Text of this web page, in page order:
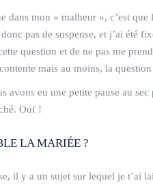
dans mon « malheur », c’est
pas de suspense, et j’ai été
question et de ne pas me
mais au moins, la
avons eu une petite pause au
Ouf !
LA MARIÉE ?
il y a un sujet sur lequel je t’ai